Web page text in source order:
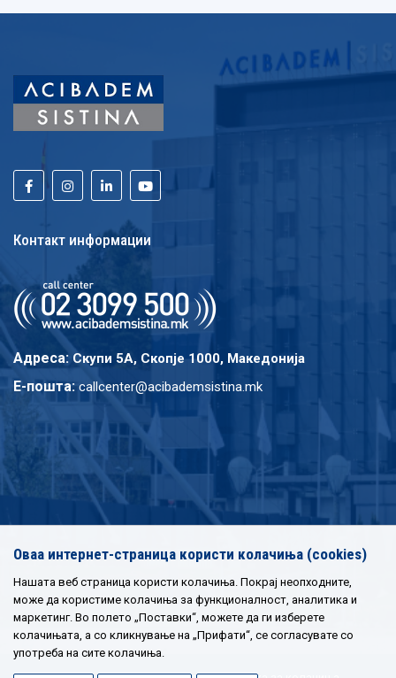
Контакт информации
Адреса: Скупи 5A, Скопје 1000, Македонија
E-пошта: callcenter@acibademsistina.mk
Оваа интернет-страница користи колачиња (cookies)
Нашата веб страница користи колачиња. Покрај неопходните,
може да користиме колачиња за функционалност, аналитика и
маркетинг. Во полето „Поставки“, можете да ги изберете
колачињата, а со кликнување на „Прифати“, се согласувате со
употреба на сите колачиња.